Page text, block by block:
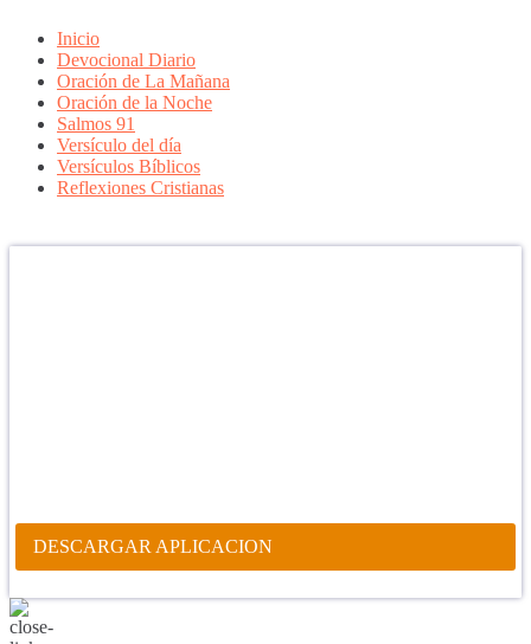
Inicio
Devocional Diario
Oración de La Mañana
Oración de la Noche
Salmos 91
Versículo del día
Versículos Bíblicos
Reflexiones Cristianas
DESCARGAR APLICACION